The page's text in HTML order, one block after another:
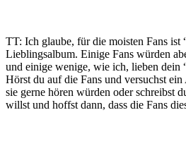
TT: Ich glaube, für die moisten Fans ist
Lieblingsalbum. Einige Fans würden
und einige wenige, wie ich, lieben dein
Hörst du auf die Fans und versuchst
sie gerne hören würden oder schreibst
willst und hoffst dann, dass die Fans